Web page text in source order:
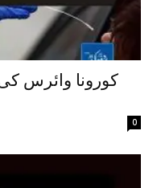
کورونا وائرس
0